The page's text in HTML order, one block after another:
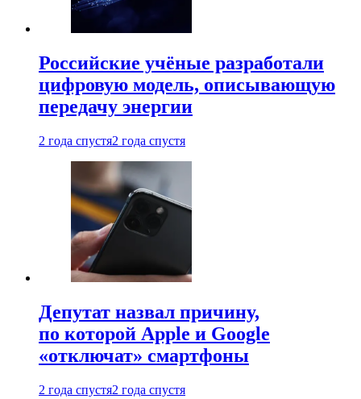
Российские учёные разработали
цифровую модель, описывающую
передачу энергии
2 года спустя2 года спустя
Депутат назвал причину,
по которой Apple и Google
«отключат» смартфоны
2 года спустя2 года спустя